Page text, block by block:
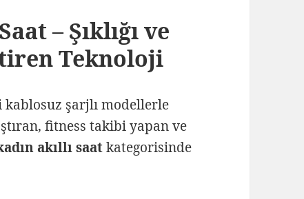
– Şıklığı ve
Teknoloji
şarjlı modellerle
fitness takibi yapan ve
akıllı saatkategorisinde